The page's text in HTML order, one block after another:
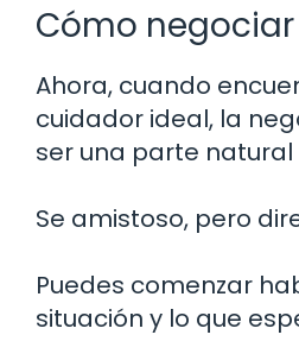
Cómo
Ahora, cuando
cuidador ideal, la
ser una parte natural
Se amistoso, pero
Puedes comenzar
situación y lo que